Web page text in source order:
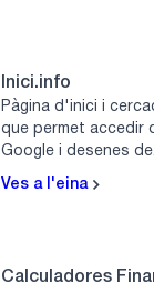
Inici.info
Pàgina d'inici i
que permet accedir
Google i desenes
Ves a l'eina
Calculadores